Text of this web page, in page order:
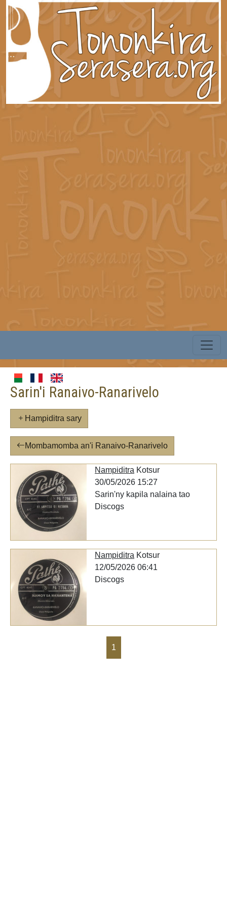
Sarin'i Ranaivo-Ranarivelo
Hampiditra sary
Mombamomba an'i Ranaivo-Ranarivelo
Nampiditra Kotsur
30/05/2026 15:27
Sarin'ny kapila nalaina tao
Discogs
Nampiditra Kotsur
12/05/2026 06:41
Discogs
1